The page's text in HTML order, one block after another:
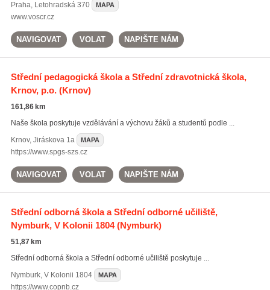
Praha, Letohradská 370 MAPA
www.voscr.cz
NAVIGOVAT VOLAT NAPIŠTE NÁM
Střední pedagogická škola a Střední zdravotnická škola,
Krnov, p.o.(Krnov)
161,86 km
Naše škola poskytuje vzdělávání a výchovu žáků a studentů podle ...
Krnov, Jiráskova 1a MAPA
https://www.spgs-szs.cz
NAVIGOVAT VOLAT NAPIŠTE NÁM
Střední odborná škola a Střední odborné učiliště,
Nymburk, V Kolonii 1804(Nymburk)
51,87 km
Střední odborná škola a Střední odborné učiliště poskytuje ...
Nymburk, V Kolonii 1804 MAPA
https://www.copnb.cz